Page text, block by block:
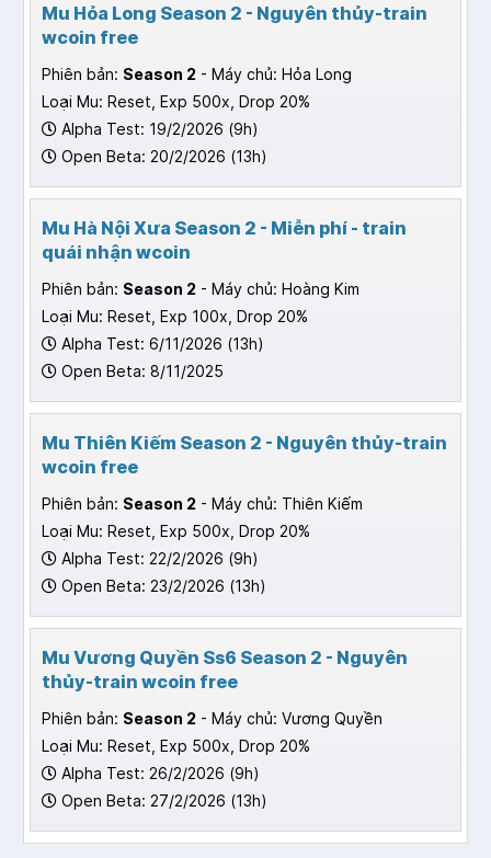
Mu Hỏa Long Season 2 - Nguyên thủy-train
wcoin free
Phiên bản: Season 2 - Máy chủ: Hỏa Long
Loại Mu: Reset, Exp 500x, Drop 20%
Alpha Test: 19/2/2026 (9h)
Open Beta: 20/2/2026 (13h)
Mu Hà Nội Xưa Season 2 - Miễn phí - train
quái nhận wcoin
Phiên bản: Season 2 - Máy chủ: Hoàng Kim
Loại Mu: Reset, Exp 100x, Drop 20%
Alpha Test: 6/11/2026 (13h)
Open Beta: 8/11/2025
Mu Thiên Kiếm Season 2 - Nguyên thủy-train
wcoin free
Phiên bản: Season 2 - Máy chủ: Thiên Kiếm
Loại Mu: Reset, Exp 500x, Drop 20%
Alpha Test: 22/2/2026 (9h)
Open Beta: 23/2/2026 (13h)
Mu Vương Quyền Ss6 Season 2 - Nguyên
thủy-train wcoin free
Phiên bản: Season 2 - Máy chủ: Vương Quyền
Loại Mu: Reset, Exp 500x, Drop 20%
Alpha Test: 26/2/2026 (9h)
Open Beta: 27/2/2026 (13h)